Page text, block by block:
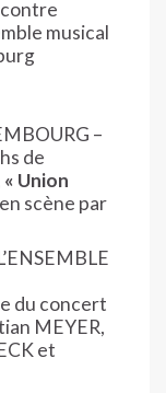
musical
–
de
« Union
scène par
du concert
MEYER,
et